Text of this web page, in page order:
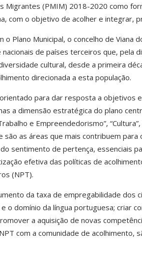
Migrantes (PMIM) 2018-2020 como
com o objetivo de acolher e integrar,
o Plano Municipal, o concelho de Viana
de países terceiros que, pela
cultural, desde a primeira
direcionada a esta população.
para dar resposta a objetivos
a dimensão estratégica do plano
e Empreendedorismo”,
são as áreas que mais contribuem
sentimento de pertença, essenciais
efetiva das políticas de
(NPT).
da taxa de empregabilidade dos
o domínio da língua portuguesa; criar
a aquisição de novas
com a comunidade de acolhimento,